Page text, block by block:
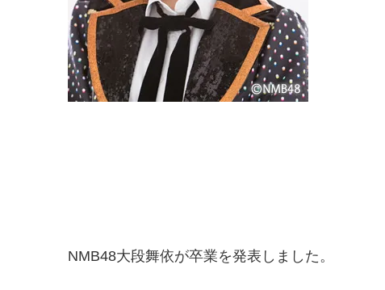
NMB48大段舞依が卒業を発表しました。